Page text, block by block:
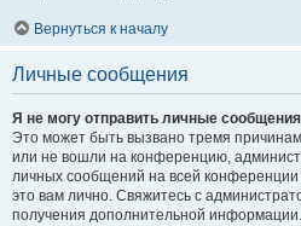
Вернуться к началу
Личные сообщения
Я не могу отправить личные
Это может быть вызвано тремя
или не вошли на конференцию,
личных сообщений на всей
это вам лично. Свяжитесь с
получения дополнительной информации.